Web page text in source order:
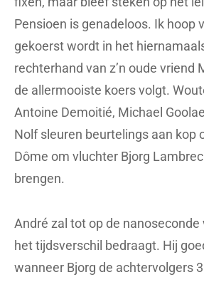
Pensioen is genadeloos. Ik hoop
gekoerst wordt in het
rechterhand van z’n oude vriend
de allermooiste koers volgt.
Antoine Demoitié, Michael
Nolf sleuren beurtelings aan kop
Dôme om vluchter Bjorg
brengen.
André zal tot op de nanoseconde
het tijdsverschil bedraagt. Hij
wanneer Bjorg de achtervolgers